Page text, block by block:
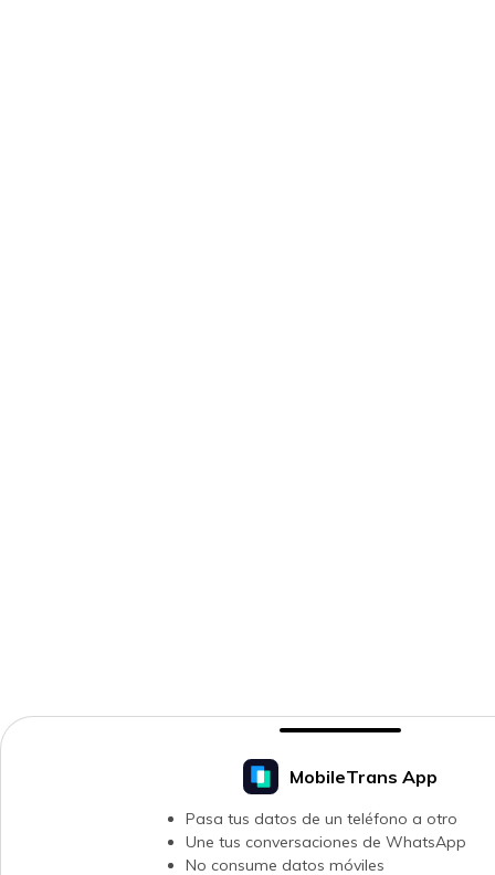
MobileTrans App
Pasa tus datos de un teléfono a otro
Une tus conversaciones de WhatsApp
No consume datos móviles